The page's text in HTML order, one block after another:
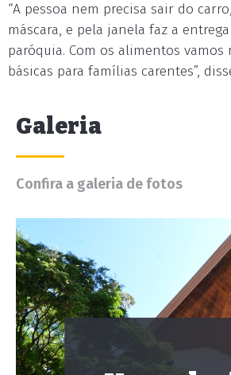
“A pessoa nem precisa sair do
máscara, e pela janela faz a
paróquia. Com os alimentos vamos
básicas para famílias carentes”,
Galeria
Confira a galeria de fotos